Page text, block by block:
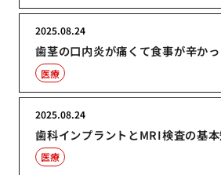
歯茎の口内炎が痛くて食事が辛か
2025.08.24
医療
歯科インプラントとMRI検査の基
2025.08.24
医療